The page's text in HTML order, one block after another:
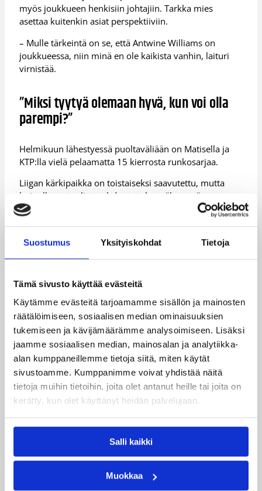
Suostumus Yksityiskohdat Tietoja
Tämä sivusto käyttää evästeitä
Käytämme evästeitä tarjoamamme sisällön ja mainosten
räätälöimiseen, sosiaalisen median ominaisuuksien
tukemiseen ja kävijämäärämme analysoimiseen. Lisäksi
jaamme sosiaalisen median, mainosalan ja analytiikka-
alan kumppaneillemme tietoja siitä, miten käytät
sivustoamme. Kumppanimme voivat yhdistää näitä
tietoja muihin tietoihin, joita olet antanut heille tai joita on
kerätty, kun olet käyttänyt heidän palvelujaan.
Salli kaikki
Muokkaa
myös joukkueen henkisiin johtajiin. Tarkka mies
asettaa kuitenkin asiat perspektiiviin.
– Mulle tärkeintä on se, että Antwine Williams on
joukkueessa, niin minä en ole kaikista vanhin, laituri
virnistää.
”Miksi tyytyä olemaan hyvä, kun voi olla
parempi?”
Helmikuun lähestyessä puoltaväliään on Matisella ja
KTP:lla vielä pelaamatta 15 kierrosta runkosarjaa.
Liigan kärkipaikka on toistaiseksi saavutettu, mutta
huipulla on tuulista: yhden ottelun vähemmän
pelannut Bisons hengittää voiton päässä, samoin
yhden ottelun vähemmän pelannut Pyrintö kahden
kaksi ottelua vähemmän ja saavuttaa KTP:n jo yhdellä
voitolla.
Vaikka kärjessä on tasaista, Matinen katsoo kohti
– Meillä on joukkuekonsepti hyvin hallussa ja joukkue
kaikin puolin monipuolinen. Meillä on esimerkiksi
puolustuspäässä monta pelaajaa, jotka pystyvät
puolustamaan useampia pelipaikkoja, ja puolustuksen
rakentaminen on siksi meillä aika sujuvaa.
Matisen mukaan runkosarjan piikkipaikka 29
kierroksen jälkeen on kiva bonus, mutta ei itseisarvo.
Päällimmäinen tavoite Kotkassa on mestaruuden
tuominen satamakaupunkiin 19 vuoden tauon jälkeen.
– Suurta urheilijaa Toni Yli-Jania siteeraten: ”Miksi
tyytyä olemaan hyvä, kun voi olla parempi?” On
tietenkin mukavampaa olla piikkipaikalla kuin
alempana, ja ilman muuta aiomme pitää ykkössijan